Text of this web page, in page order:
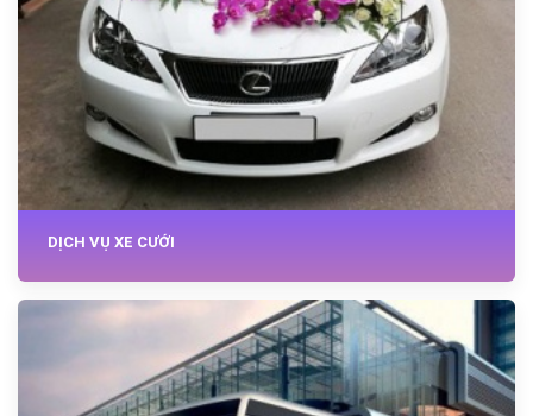
DỊCH VỤ XE CƯỚI